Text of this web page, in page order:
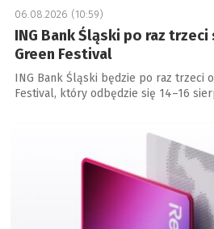
06.08.2026 (10:59)
ING Bank Śląski po raz
Green Festival
ING Bank Śląski będzie po raz trzeci
Festival, który odbędzie się 14–16